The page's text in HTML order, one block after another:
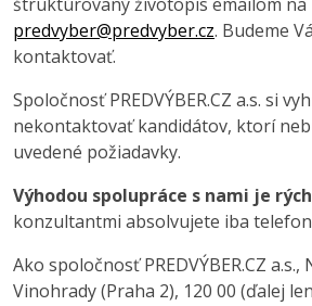
predvyber@predvyber.cz. Budeme
kontaktovať.
Spoločnosť PREDVÝBER.CZ a.s. si
nekontaktovať kandidátov, ktorí
uvedené požiadavky.
Výhodou spolupráce s nami je
konzultantmi absolvujete iba
Ako spoločnosť PREDVÝBER.CZ a.s.,
Vinohrady (Praha 2), 120 00 (ďalej